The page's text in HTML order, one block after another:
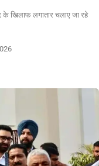
के खिलाफ लगातार चलाए जा रहे